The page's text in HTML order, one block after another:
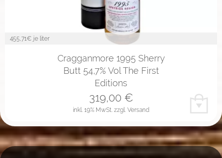
455,71€ je liter
Cragganmore 1995 Sherry
Butt 54,7% Vol The First
Editions
inkl. 19% MwSt. zzgl. Versand
319,00€